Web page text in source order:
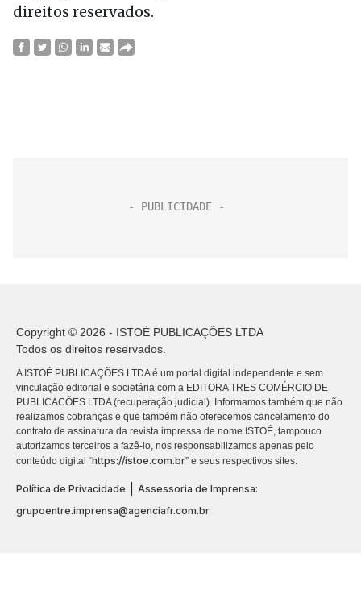
direitos reservados.
Copyright © 2026 - ISTOÉ PUBLICAÇÕES LTDA
Todos os direitos reservados.
A ISTOÉ PUBLICAÇÕES LTDA é um portal digital independente e sem
vinculação editorial e societária com a EDITORA TRES COMÉRCIO DE
PUBLICACÕES LTDA (recuperação judicial). Informamos também que não
realizamos cobranças e que também não oferecemos cancelamento do
contrato de assinatura da revista impressa de nome ISTOÉ, tampouco
autorizamos terceiros a fazê-lo, nos responsabilizamos apenas pelo
conteúdo digital “https://istoe.com.br” e seus respectivos sites.
Política de Privacidade
Assessoria de Imprensa:
grupoentre.imprensa@agenciafr.com.br